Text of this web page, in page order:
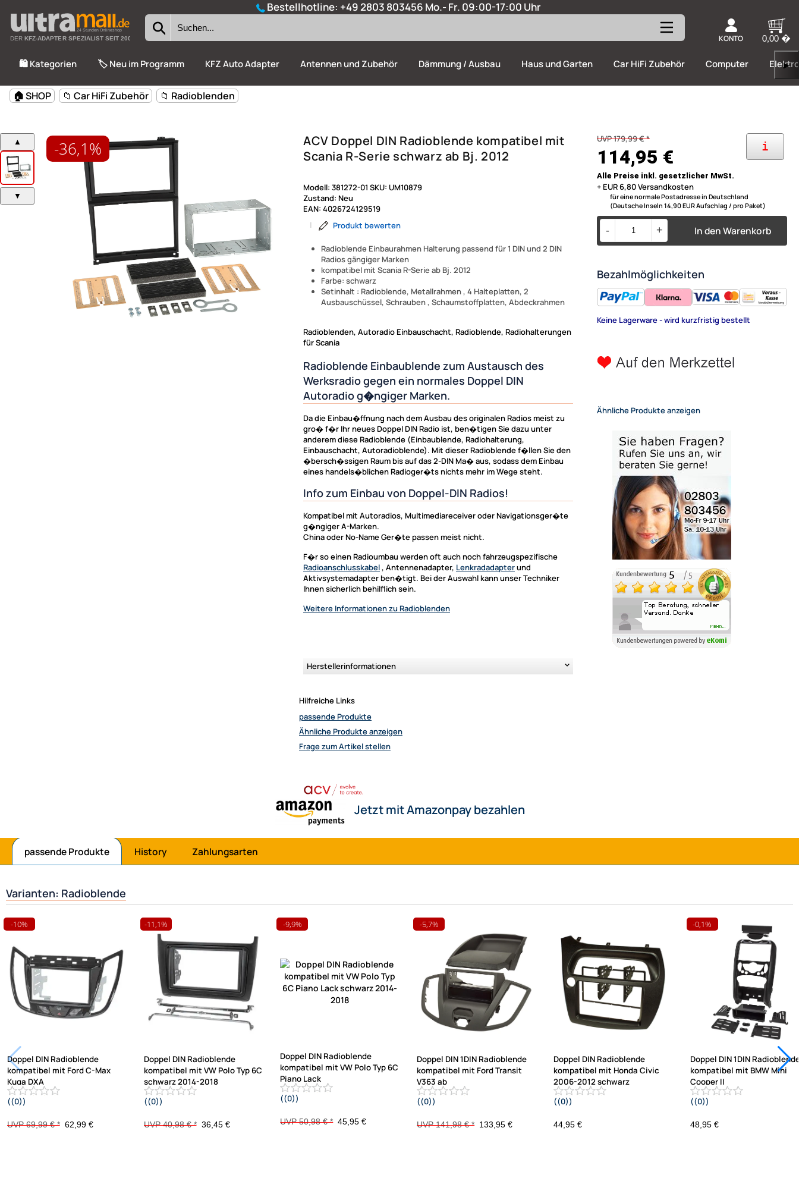
Bestellhotline: +49 2803 803456 Mo.- Fr. 09:00-17:00 Uhr
24 Stunden Onlineshop
DERKFZ-ADAPTER SPEZIALIST SEIT 2002 KONTO 0,00 �
🛍️ Kategorien 🏷️ Neu im Programm KFZ Auto Adapter Antennen und Zubehör Dämmung / Ausbau Haus und Garten Car HiFi Zubehör Computer ▶
🏠 SHOP 📁 Car HiFi Zubehör 📁 Radioblenden
▲
▼
ACV Doppel DIN Radioblende kompatibel mit
Scania R-Serie schwarz ab Bj. 2012
Radioblende Einbaurahmen Halterung passend für 1 DIN und 2 DIN
Radios gängiger Marken
kompatibel mit Scania R-Serie ab Bj. 2012
Farbe: schwarz
Setinhalt : Radioblende, Metallrahmen , 4 Halteplatten, 2
Ausbauschüssel, Schrauben , Schaumstoffplatten, Abdeckrahmen
Modell: 381272-01 SKU: UM10879
Zustand: Neu
EAN: 4026724129519
|
Produkt bewerten
Radioblenden, Autoradio Einbauschacht, Radioblende, Radiohalterungen
für Scania
Radioblende Einbaublende zum Austausch des
Werksradio gegen ein normales Doppel DIN
Autoradio g�ngiger Marken.
Da die Einbau�ffnung nach dem Ausbau des originalen Radios meist zu
gro� f�r Ihr neues Doppel DIN Radio ist, ben�tigen Sie dazu unter
anderem diese Radioblende (Einbaublende, Radiohalterung,
Einbauschacht, Autoradioblende). Mit dieser Radioblende f�llen Sie den
�bersch�ssigen Raum bis auf das 2-DIN Ma� aus, sodass dem Einbau
eines handels�blichen Radioger�ts nichts mehr im Wege steht.
Info zum Einbau von Doppel-DIN Radios!
Kompatibel mit Autoradios, Multimediareceiver oder Navigationsger�te
g�ngiger A-Marken.
China oder No-Name Ger�te passen meist nicht.
F�r so einen Radioumbau werden oft auch noch fahrzeugspezifische
Radioanschlusskabel, Antennenadapter, Lenkradadapterund
Aktivsystemadapter ben�tigt. Bei der Auswahl kann unser Techniker
Ihnen sicherlich behilflich sein.
Weitere Informationenzu Radioblenden
Herstellerinformationen
Hilfreiche Links
passende Produkte
Ähnliche Produkte anzeigen
Frage zum Artikel stellen
i
UVP 179,99 € *
114,95 €
Alle Preise inkl. gesetzlicher MwSt.
+ EUR 6,80 Versandkosten
für eine normale Postadresse in Deutschland
(Deutsche Inseln 14,90 EUR Aufschlag / pro Paket)
In den Warenkorb
- +
Bezahlmöglichkeiten
Keine Lagerware - wird kurzfristig bestellt
Ähnliche Produkte anzeigen
passende Produkte History Zahlungsarten
Varianten: Radioblende
-10%
Doppel DIN Radioblende
kompatibel mit Ford C-Max
Kuga DXA
DM2 2012 Piano Lack mit
Warnblinkschalter
((0))
UVP 69,99 € *62,99 €
-11,1%
Doppel DIN Radioblende
kompatibel mit VW Polo Typ 6C
schwarz 2014-2018
((0))
UVP 40,98 € *36,45 €
-9,9%
Doppel DIN Radioblende
kompatibel mit VW Polo Typ 6C
Piano Lack
schwarz 2014-2018
((0))
UVP 50,98 € *45,95 €
-5,7%
Doppel DIN 1DIN Radioblende
kompatibel mit Ford Transit
V363 ab
2014 mit Warnblinkschalter nur Fzg.
ohne 4.2 Zoll Display
((0))
UVP 141,98 € *133,95 €
Doppel DIN Radioblende
kompatibel mit Honda Civic
2006-2012 schwarz
((0))
44,95 €
-0,1%
Doppel DIN 1DIN
kompatibel mit BMW Mini
Cooper II
R55 R56 R57 2006-2014 Fz. m.
Klimaanlage
((0))
48,95 €